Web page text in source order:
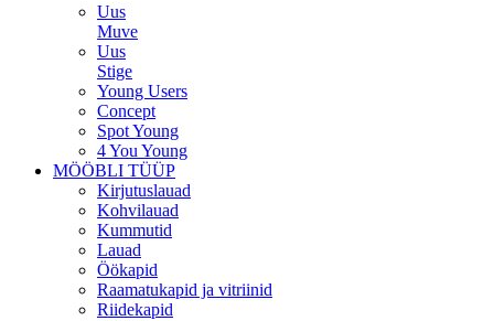
Uus
Muve
Uus
Stige
Young Users
Concept
Spot Young
4 You Young
MÖÖBLI TÜÜP
Kirjutuslauad
Kohvilauad
Kummutid
Lauad
Öökapid
Raamatukapid ja vitriinid
Riidekapid